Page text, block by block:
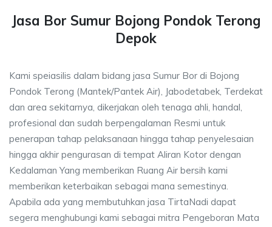
Jasa Bor Sumur Bojong Pondok Terong
Depok
Kami speiasilis dalam bidang jasa Sumur Bor di Bojong
Pondok Terong (Mantek/Pantek Air), Jabodetabek, Terdekat
dan area sekitarnya, dikerjakan oleh tenaga ahli, handal,
profesional dan sudah berpengalaman Resmi untuk
penerapan tahap pelaksanaan hingga tahap penyelesaian
hingga akhir pengurasan di tempat Aliran Kotor dengan
Kedalaman Yang memberikan Ruang Air bersih kami
memberikan keterbaikan sebagai mana semestinya.
Apabila ada yang membutuhkan jasa TirtaNadi dapat
segera menghubungi kami sebagai mitra Pengeboran Mata